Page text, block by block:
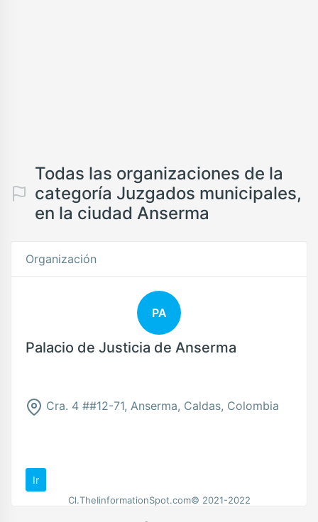
Todas las organizaciones de la
categoría Juzgados municipales,
en la ciudad Anserma
Organización
PA
Palacio de Justicia de Anserma
Cra. 4 ##12-71, Anserma, Caldas, Colombia
Ir
Cl.TheIinformationSpot.com© 2021-2022